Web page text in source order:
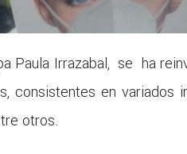
Paula Irrazabal, se ha
consistentes en variados
otros.